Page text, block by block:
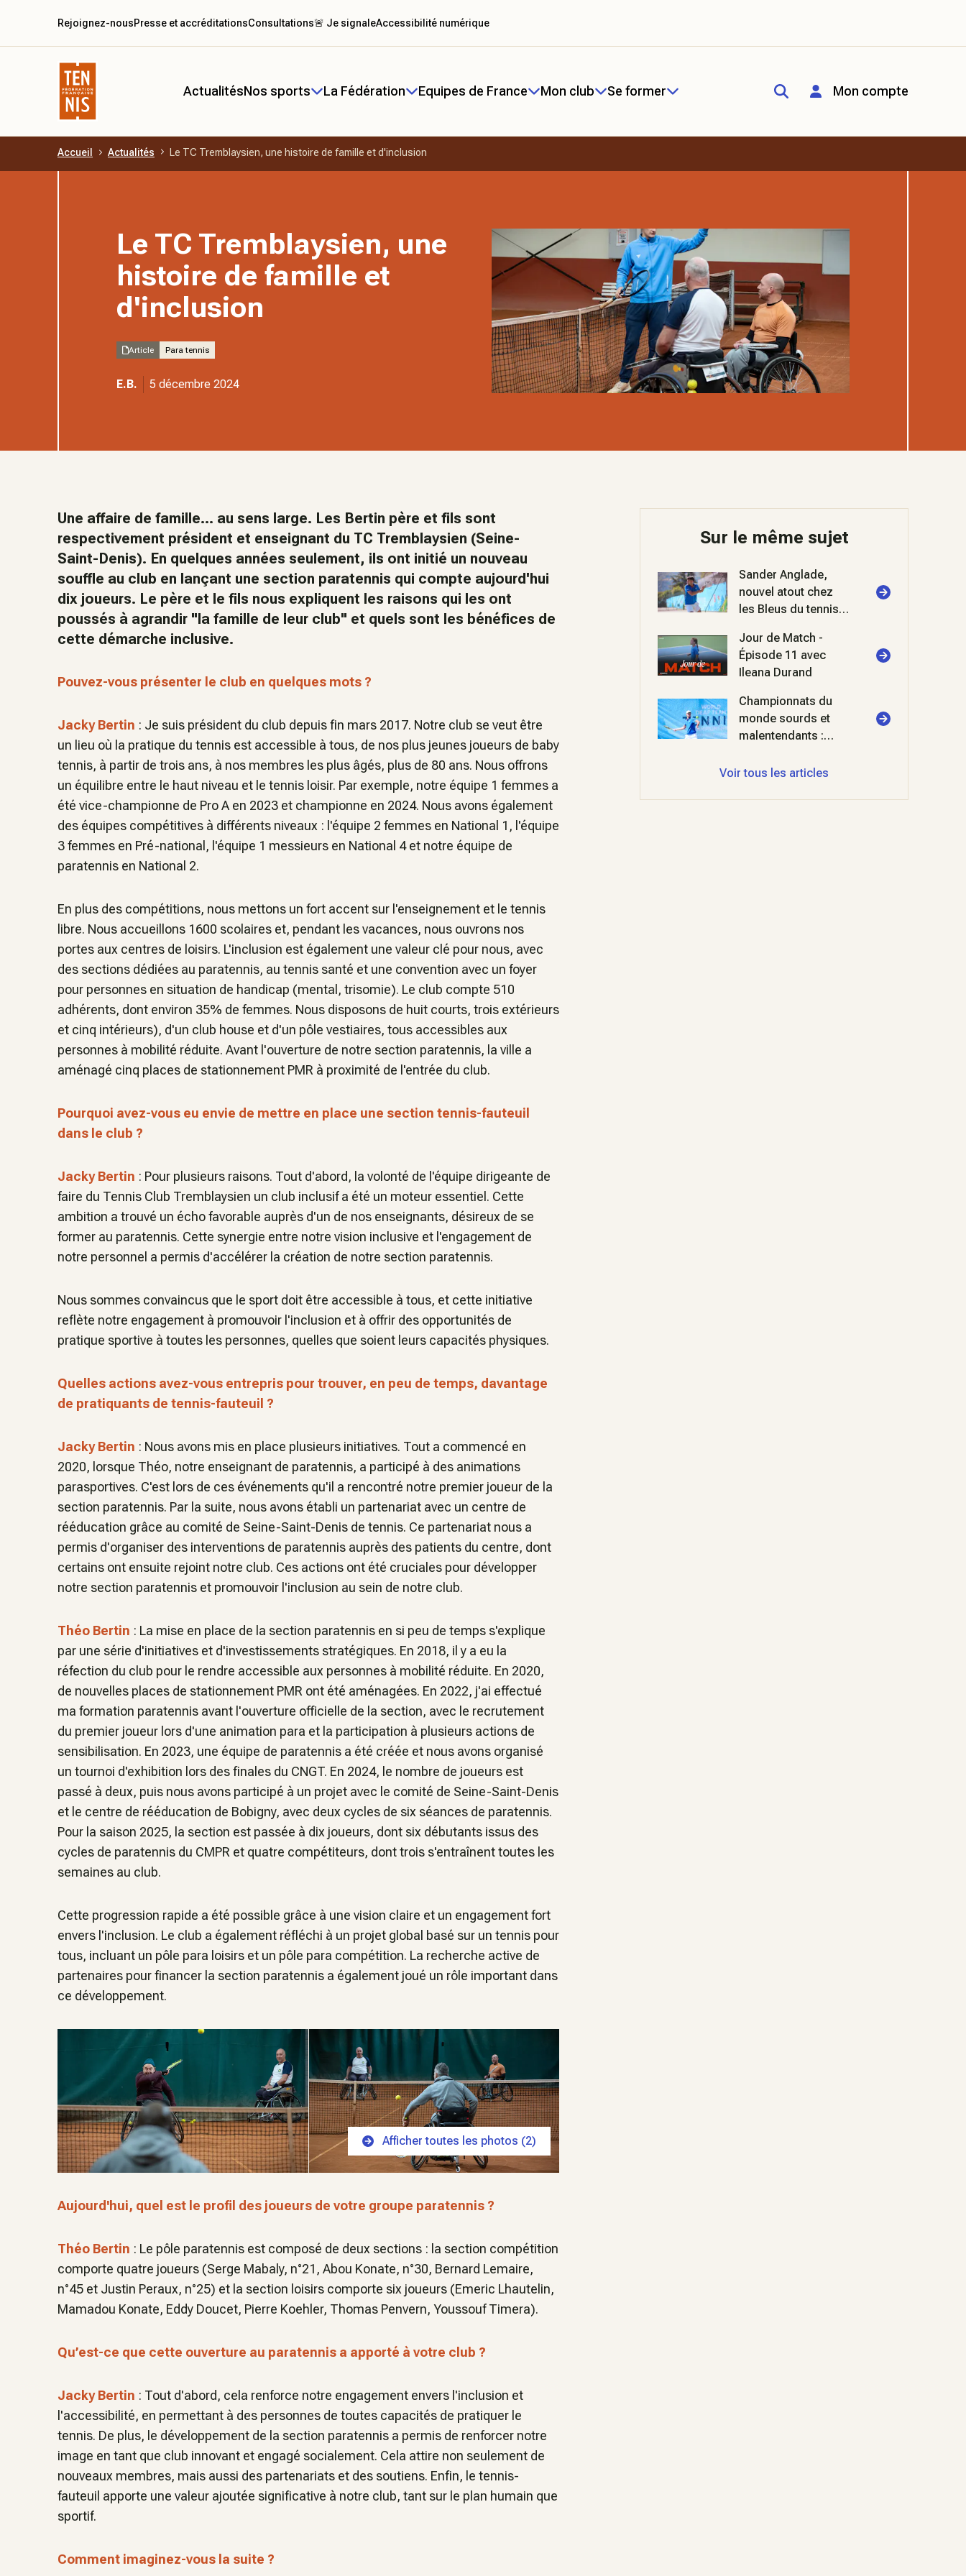
Aller au contenu principal
ActualitésNos sports La Fédération Equipes de France Mon club Se former Mon compte
Rejoignez-nousPresse et accréditationsConsultations🚨 Je signaleAccessibilité numérique
Accueil Actualités Le TC Tremblaysien, une histoire de famille et d'inclusion
Le TC Tremblaysien, une
histoire de famille et
d'inclusion
Article Para tennis
E.B. 5 décembre 2024
Une affaire de famille... au sens large. Les Bertin père et fils sont
respectivement président et enseignant du TC Tremblaysien (Seine-
Saint-Denis). En quelques années seulement, ils ont initié un nouveau
souffle au club en lançant une section paratennis qui compte aujourd'hui
dix joueurs. Le père et le fils nous expliquent les raisons qui les ont
poussés à agrandir "la famille de leur club" et quels sont les bénéfices de
cette démarche inclusive.
Pouvez-vous présenter le club en quelques mots ?
Jacky Bertin : Je suis président du club depuis fin mars 2017. Notre club se veut être
un lieu où la pratique du tennis est accessible à tous, de nos plus jeunes joueurs de baby
tennis, à partir de trois ans, à nos membres les plus âgés, plus de 80 ans. Nous offrons
un équilibre entre le haut niveau et le tennis loisir. Par exemple, notre équipe 1 femmes a
été vice-championne de Pro A en 2023 et championne en 2024. Nous avons également
des équipes compétitives à différents niveaux : l'équipe 2 femmes en National 1, l'équipe
3 femmes en Pré-national, l'équipe 1 messieurs en National 4 et notre équipe de
paratennis en National 2.
En plus des compétitions, nous mettons un fort accent sur l'enseignement et le tennis
libre. Nous accueillons 1600 scolaires et, pendant les vacances, nous ouvrons nos
portes aux centres de loisirs. L'inclusion est également une valeur clé pour nous, avec
des sections dédiées au paratennis, au tennis santé et une convention avec un foyer
pour personnes en situation de handicap (mental, trisomie). Le club compte 510
adhérents, dont environ 35% de femmes. Nous disposons de huit courts, trois extérieurs
et cinq intérieurs), d'un club house et d'un pôle vestiaires, tous accessibles aux
personnes à mobilité réduite. Avant l'ouverture de notre section paratennis, la ville a
aménagé cinq places de stationnement PMR à proximité de l'entrée du club.
Pourquoi avez-vous eu envie de mettre en place une section tennis-fauteuil
dans le club ?
Jacky Bertin : Pour plusieurs raisons. Tout d'abord, la volonté de l'équipe dirigeante de
faire du Tennis Club Tremblaysien un club inclusif a été un moteur essentiel. Cette
ambition a trouvé un écho favorable auprès d'un de nos enseignants, désireux de se
former au paratennis. Cette synergie entre notre vision inclusive et l'engagement de
notre personnel a permis d'accélérer la création de notre section paratennis.
Nous sommes convaincus que le sport doit être accessible à tous, et cette initiative
reflète notre engagement à promouvoir l'inclusion et à offrir des opportunités de
pratique sportive à toutes les personnes, quelles que soient leurs capacités physiques.
Quelles actions avez-vous entrepris pour trouver, en peu de temps, davantage
de pratiquants de tennis-fauteuil ?
Jacky Bertin : Nous avons mis en place plusieurs initiatives. Tout a commencé en
2020, lorsque Théo, notre enseignant de paratennis, a participé à des animations
parasportives. C'est lors de ces événements qu'il a rencontré notre premier joueur de la
section paratennis. Par la suite, nous avons établi un partenariat avec un centre de
rééducation grâce au comité de Seine-Saint-Denis de tennis. Ce partenariat nous a
permis d'organiser des interventions de paratennis auprès des patients du centre, dont
certains ont ensuite rejoint notre club. Ces actions ont été cruciales pour développer
notre section paratennis et promouvoir l'inclusion au sein de notre club.
Théo Bertin : La mise en place de la section paratennis en si peu de temps s'explique
par une série d'initiatives et d'investissements stratégiques. En 2018, il y a eu la
réfection du club pour le rendre accessible aux personnes à mobilité réduite. En 2020,
de nouvelles places de stationnement PMR ont été aménagées. En 2022, j'ai effectué
ma formation paratennis avant l'ouverture officielle de la section, avec le recrutement
du premier joueur lors d'une animation para et la participation à plusieurs actions de
sensibilisation. En 2023, une équipe de paratennis a été créée et nous avons organisé
un tournoi d'exhibition lors des finales du CNGT. En 2024, le nombre de joueurs est
passé à deux, puis nous avons participé à un projet avec le comité de Seine-Saint-Denis
et le centre de rééducation de Bobigny, avec deux cycles de six séances de paratennis.
Pour la saison 2025, la section est passée à dix joueurs, dont six débutants issus des
cycles de paratennis du CMPR et quatre compétiteurs, dont trois s'entraînent toutes les
semaines au club.
Cette progression rapide a été possible grâce à une vision claire et un engagement fort
envers l'inclusion. Le club a également réfléchi à un projet global basé sur un tennis pour
tous, incluant un pôle para loisirs et un pôle para compétition. La recherche active de
partenaires pour financer la section paratennis a également joué un rôle important dans
ce développement.
Afficher toutes les photos (2)
Aujourd'hui, quel est le profil des joueurs de votre groupe paratennis ?
Théo Bertin : Le pôle paratennis est composé de deux sections : la section compétition
comporte quatre joueurs (Serge Mabaly, n°21, Abou Konate, n°30, Bernard Lemaire,
n°45 et Justin Peraux, n°25) et la section loisirs comporte six joueurs (Emeric Lhautelin,
Mamadou Konate, Eddy Doucet, Pierre Koehler, Thomas Penvern, Youssouf Timera).
Qu’est-ce que cette ouverture au paratennis a apporté à votre club ?
Jacky Bertin : Tout d'abord, cela renforce notre engagement envers l'inclusion et
l'accessibilité, en permettant à des personnes de toutes capacités de pratiquer le
tennis. De plus, le développement de la section paratennis a permis de renforcer notre
image en tant que club innovant et engagé socialement. Cela attire non seulement de
nouveaux membres, mais aussi des partenariats et des soutiens. Enfin, le tennis-
fauteuil apporte une valeur ajoutée significative à notre club, tant sur le plan humain que
sportif.
Comment imaginez-vous la suite ?
Sur le même sujet
Sander Anglade,
nouvel atout chez
les Bleus du tennis
malentendants
Jour de Match -
Épisode 11 avec
Ileana Durand
Championnats du
monde sourds et
malentendants :
finale pour les Bleus
Voir tous les articles